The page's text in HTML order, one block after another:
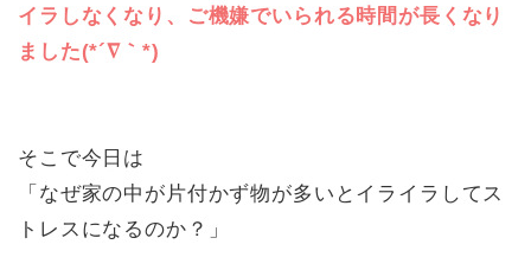
イラしなくなり、ご機嫌でいられる時間が長くなり
ました(*´∇｀*)
そこで今日は
「なぜ家の中が片付かず物が多いとイライラしてス
トレスになるのか？」